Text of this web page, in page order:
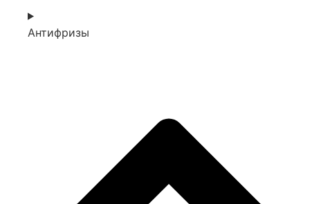
Антифризы